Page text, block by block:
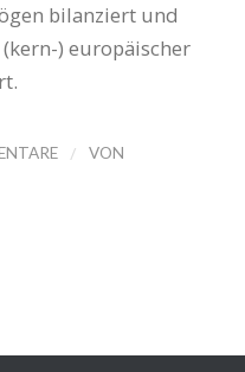
bilanziert und
) europäischer
/
VON